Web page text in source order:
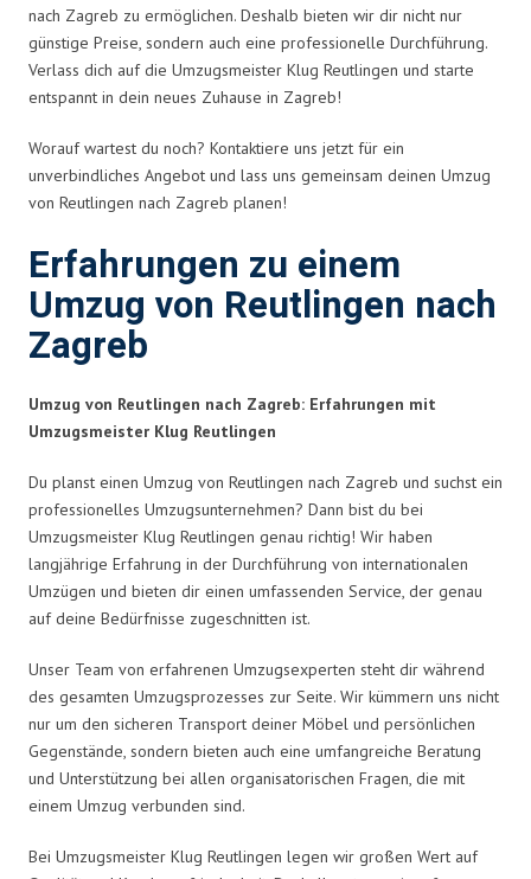
nach Zagreb zu ermöglichen. Deshalb bieten wir dir nicht nur
günstige Preise, sondern auch eine professionelle Durchführung.
Verlass dich auf die Umzugsmeister Klug Reutlingen und starte
entspannt in dein neues Zuhause in Zagreb!
Worauf wartest du noch? Kontaktiere uns jetzt für ein
unverbindliches Angebot und lass uns gemeinsam deinen Umzug
von Reutlingen nach Zagreb planen!
Erfahrungen zu einem
Umzug von Reutlingen nach
Zagreb
Umzug von Reutlingen nach Zagreb: Erfahrungen mit
Umzugsmeister Klug Reutlingen
Du planst einen Umzug von Reutlingen nach Zagreb und suchst ein
professionelles Umzugsunternehmen? Dann bist du bei
Umzugsmeister Klug Reutlingen genau richtig! Wir haben
langjährige Erfahrung in der Durchführung von internationalen
Umzügen und bieten dir einen umfassenden Service, der genau
auf deine Bedürfnisse zugeschnitten ist.
Unser Team von erfahrenen Umzugsexperten steht dir während
des gesamten Umzugsprozesses zur Seite. Wir kümmern uns nicht
nur um den sicheren Transport deiner Möbel und persönlichen
Gegenstände, sondern bieten auch eine umfangreiche Beratung
und Unterstützung bei allen organisatorischen Fragen, die mit
einem Umzug verbunden sind.
Bei Umzugsmeister Klug Reutlingen legen wir großen Wert auf